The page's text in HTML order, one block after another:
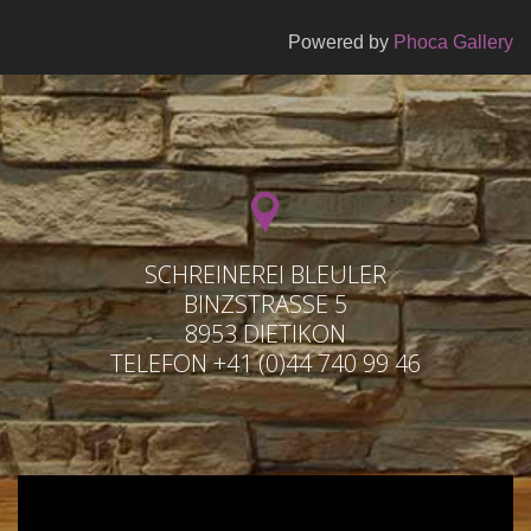
Powered by Phoca Gallery
SCHREINEREI BLEULER
BINZSTRASSE 5
8953 DIETIKON
TELEFON +41 (0)44 740 99 46